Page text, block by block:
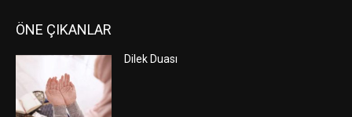
ÖNE ÇIKANLAR
Dilek Duası